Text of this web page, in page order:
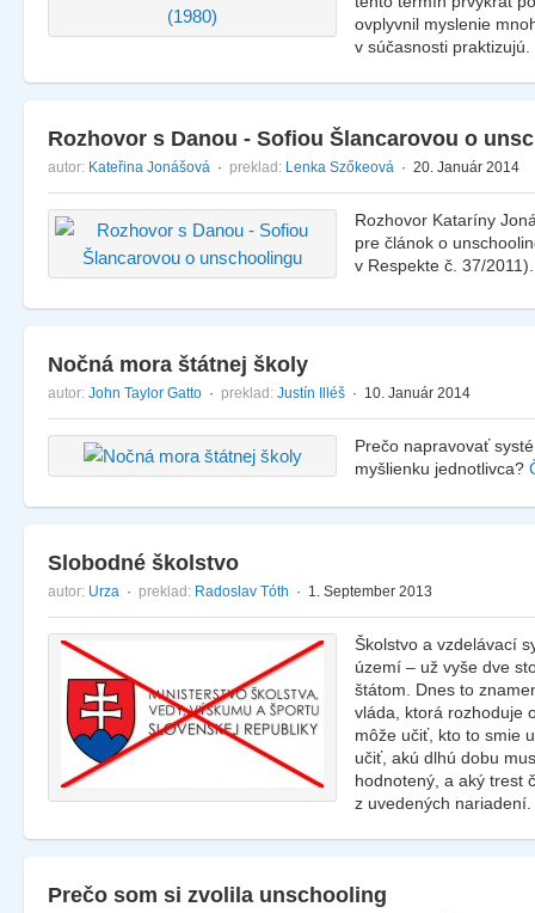
ovplyvnil myslenie
v súčasnosti praktizujú.
Rozhovor s Danou - Sofiou Šlancarovou o
autor: Kateřina Jonášová · preklad: Lenka Szőkeová · 20. Január 2014
Rozhovor Kataríny
pre článok o
v Respekte č. 37/
Nočná mora štátnej školy
autor: John Taylor Gatto · preklad: Justín Illéš · 10. Január 2014
Prečo napravovať
myšlienku jednotlivca?
Slobodné školstvo
autor: Urza · preklad: Radoslav Tóth · 1. September 2013
Školstvo a vzdelávací
území – už vyše dve
štátom. Dnes to
vláda, ktorá rozhoduje
môže učiť, kto to smie
učiť, akú dlhú dobu
hodnotený, a aký trest
z uvedených nariadení.
Prečo som si zvolila unschooling